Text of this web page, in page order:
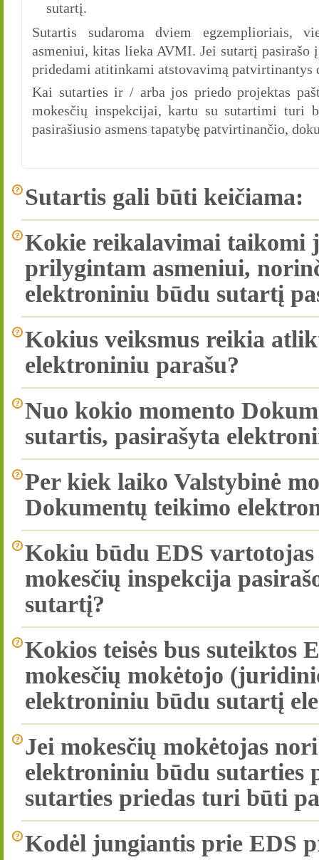
sutartį.
Sutartis sudaroma dviem egzemplioriais,
asmeniui, kitas lieka AVMI. Jei sutartį pasirašo
pridedami atitinkami atstovavimą
Kai sutarties ir / arba jos priedo projektas
mokesčių inspekcijai, kartu su sutartimi turi
pasirašiusio asmens tapatybę patvirtinančio,
Sutartis gali būti keičiama:
Kokie reikalavimai taikomi
prilygintam asmeniui,
elektroniniu būdu sutartį
Kokius veiksmus reikia
elektroniniu parašu?
Nuo kokio momento
sutartis, pasirašyta
Per kiek laiko Valstybinė
Dokumentų teikimo
Kokiu būdu EDS
mokesčių inspekcija
sutartį?
Kokios teisės bus suteiktos
mokesčių mokėtojo
elektroniniu būdu sutartį
Jei mokesčių mokėtojas
elektroniniu būdu sutarties
sutarties priedas turi būti
Kodėl jungiantis prie EDS